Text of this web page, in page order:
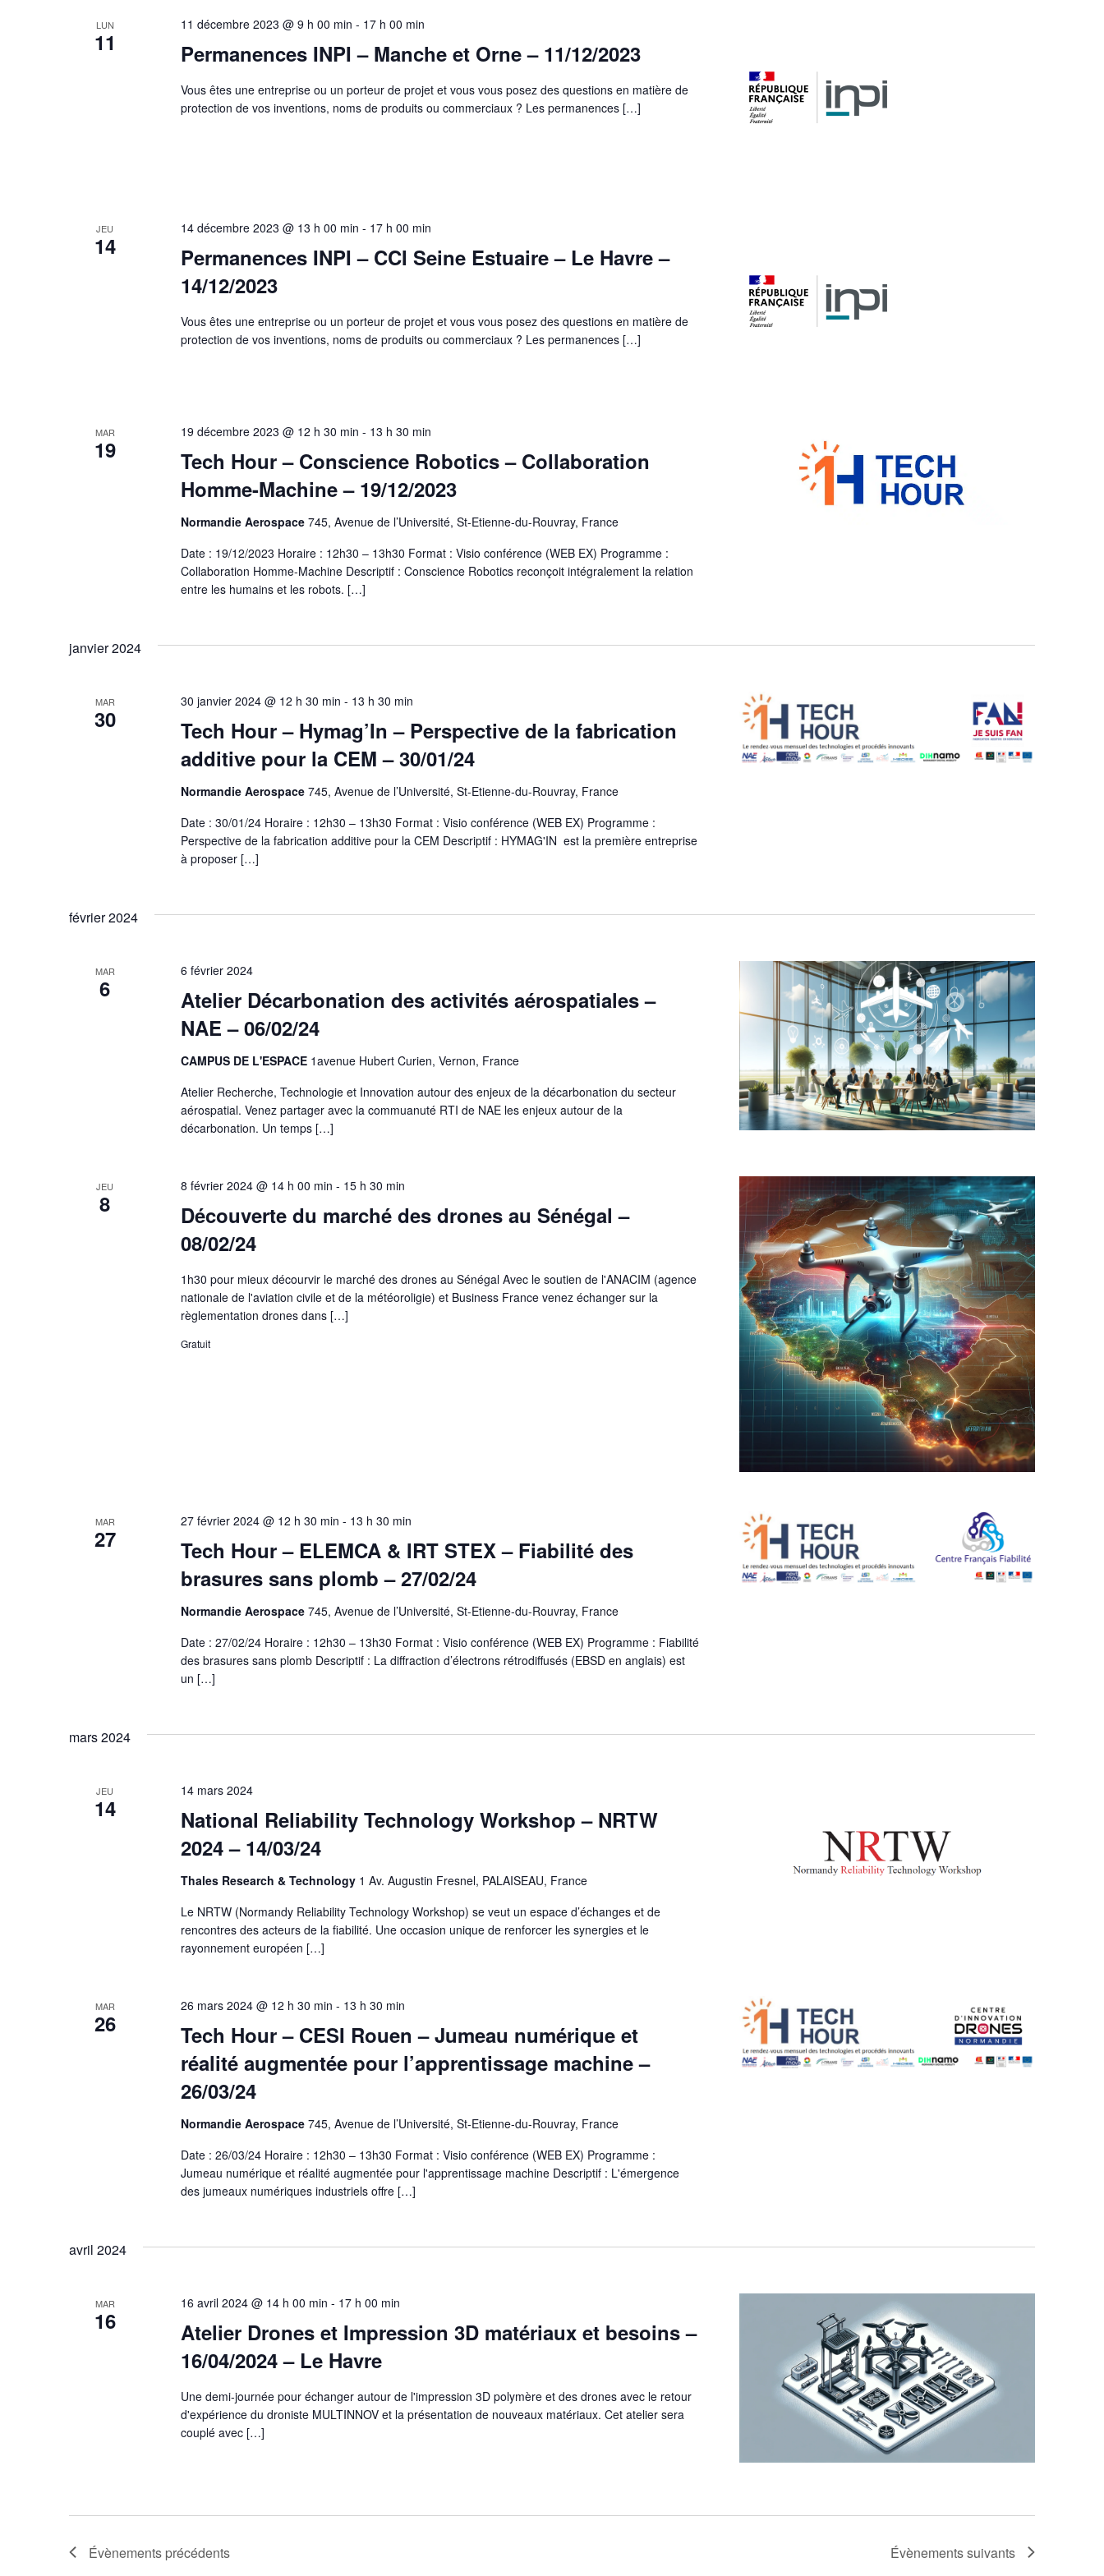
LUN
11 Permanences INPI – Manche et Orne – 11/12/2023
11 décembre 2023 @ 9 h 00 min - 17 h 00 min
Vous êtes une entreprise ou un porteur de projet et vous vous posez des questions en matière de
protection de vos inventions, noms de produits ou commerciaux ? Les permanences […]
JEU
14
Permanences INPI – CCI Seine Estuaire – Le Havre –
14/12/2023
14 décembre 2023 @ 13 h 00 min - 17 h 00 min
Vous êtes une entreprise ou un porteur de projet et vous vous posez des questions en matière de
protection de vos inventions, noms de produits ou commerciaux ? Les permanences […]
MAR
19
Tech Hour – Conscience Robotics – Collaboration
Homme-Machine – 19/12/2023
19 décembre 2023 @ 12 h 30 min - 13 h 30 min
Normandie Aerospace 745, Avenue de l’Université, St-Etienne-du-Rouvray, France
Date : 19/12/2023 Horaire : 12h30 – 13h30 Format : Visio conférence (WEB EX) Programme :
Collaboration Homme-Machine Descriptif : Conscience Robotics reconçoit intégralement la relation
entre les humains et les robots. […]
janvier 2024
MAR
30
Tech Hour – Hymag’In – Perspective de la fabrication
additive pour la CEM – 30/01/24
30 janvier 2024 @ 12 h 30 min - 13 h 30 min
Normandie Aerospace 745, Avenue de l’Université, St-Etienne-du-Rouvray, France
Date : 30/01/24 Horaire : 12h30 – 13h30 Format : Visio conférence (WEB EX) Programme :
Perspective de la fabrication additive pour la CEM Descriptif : HYMAG'IN est la première entreprise
à proposer […]
février 2024
MAR
6
Atelier Décarbonation des activités aérospatiales –
NAE – 06/02/24
6 février 2024
CAMPUS DE L'ESPACE 1avenue Hubert Curien, Vernon, France
Atelier Recherche, Technologie et Innovation autour des enjeux de la décarbonation du secteur
aérospatial. Venez partager avec la commuanuté RTI de NAE les enjeux autour de la
décarbonation. Un temps […]
JEU
8
Découverte du marché des drones au Sénégal –
08/02/24
8 février 2024 @ 14 h 00 min - 15 h 30 min
1h30 pour mieux décourvir le marché des drones au Sénégal Avec le soutien de l'ANACIM (agence
nationale de l'aviation civile et de la météoroligie) et Business France venez échanger sur la
règlementation drones dans […]
Gratuit
MAR
27
Tech Hour – ELEMCA & IRT STEX – Fiabilité des
brasures sans plomb – 27/02/24
27 février 2024 @ 12 h 30 min - 13 h 30 min
Normandie Aerospace 745, Avenue de l’Université, St-Etienne-du-Rouvray, France
Date : 27/02/24 Horaire : 12h30 – 13h30 Format : Visio conférence (WEB EX) Programme : Fiabilité
des brasures sans plomb Descriptif : La diffraction d’électrons rétrodiffusés (EBSD en anglais) est
un […]
mars 2024
JEU
14
National Reliability Technology Workshop – NRTW
2024 – 14/03/24
14 mars 2024
Thales Research & Technology 1 Av. Augustin Fresnel, PALAISEAU, France
Le NRTW (Normandy Reliability Technology Workshop) se veut un espace d’échanges et de
rencontres des acteurs de la fiabilité. Une occasion unique de renforcer les synergies et le
rayonnement européen […]
MAR
26
Tech Hour – CESI Rouen – Jumeau numérique et
réalité augmentée pour l’apprentissage machine –
26/03/24
26 mars 2024 @ 12 h 30 min - 13 h 30 min
Normandie Aerospace 745, Avenue de l’Université, St-Etienne-du-Rouvray, France
Date : 26/03/24 Horaire : 12h30 – 13h30 Format : Visio conférence (WEB EX) Programme :
Jumeau numérique et réalité augmentée pour l'apprentissage machine Descriptif : L'émergence
des jumeaux numériques industriels offre […]
avril 2024
MAR
16
Atelier Drones et Impression 3D matériaux et besoins –
16/04/2024 – Le Havre
16 avril 2024 @ 14 h 00 min - 17 h 00 min
Une demi-journée pour échanger autour de l'impression 3D polymère et des drones avec le retour
d'expérience du droniste MULTINNOV et la présentation de nouveaux matériaux. Cet atelier sera
couplé avec […]
Évènements précédents Évènementssuivants